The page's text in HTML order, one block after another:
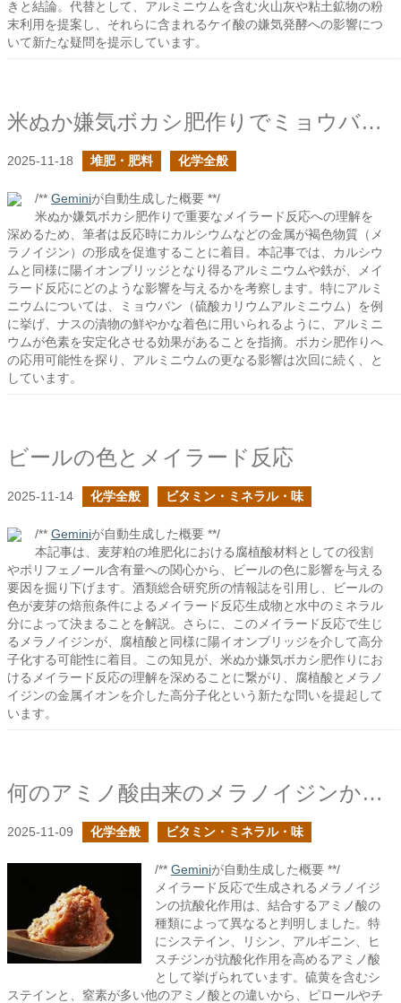
きと結論。代替として、アルミニウムを含む火山灰や粘土鉱物の粉
末利用を提案し、それらに含まれるケイ酸の嫌気発酵への影響につ
いて新たな疑問を提示しています。
米ぬか嫌気ボカシ肥作りでミョウバンや鉄粉を入れると反応は加速するか？
2025-11-18 堆肥・肥料 化学全般
/** Geminiが自動生成した概要 **/
米ぬか嫌気ボカシ肥作りで重要なメイラード反応への理解を
深めるため、筆者は反応時にカルシウムなどの金属が褐色物質（メ
ラノイジン）の形成を促進することに着目。本記事では、カルシウ
ムと同様に陽イオンブリッジとなり得るアルミニウムや鉄が、メイ
ラード反応にどのような影響を与えるかを考察します。特にアルミ
ニウムについては、ミョウバン（硫酸カリウムアルミニウム）を例
に挙げ、ナスの漬物の鮮やかな着色に用いられるように、アルミニ
ウムが色素を安定化させる効果があることを指摘。ボカシ肥作りへ
の応用可能性を探り、アルミニウムの更なる影響は次回に続く、と
しています。
ビールの色とメイラード反応
2025-11-14 化学全般 ビタミン・ミネラル・味
/** Geminiが自動生成した概要 **/
本記事は、麦芽粕の堆肥化における腐植酸材料としての役割
やポリフェノール含有量への関心から、ビールの色に影響を与える
要因を掘り下げます。酒類総合研究所の情報誌を引用し、ビールの
色が麦芽の焙煎条件によるメイラード反応生成物と水中のミネラル
分によって決まることを解説。さらに、このメイラード反応で生じ
るメラノイジンが、腐植酸と同様に陽イオンブリッジを介して高分
子化する可能性に着目。この知見が、米ぬか嫌気ボカシ肥作りにお
けるメイラード反応の理解を深めることに繋がり、腐植酸とメラノ
イジンの金属イオンを介した高分子化という新たな問いを提起して
います。
何のアミノ酸由来のメラノイジンかによって抗酸化作用の高さが異なるようだ
2025-11-09 化学全般 ビタミン・ミネラル・味
/** Geminiが自動生成した概要 **/
メイラード反応で生成されるメラノイジ
ンの抗酸化作用は、結合するアミノ酸の
種類によって異なると判明しました。特
にシステイン、リシン、アルギニン、ヒ
スチジンが抗酸化作用を高めるアミノ酸
として挙げられています。硫黄を含むシ
ステインと、窒素が多い他のアミノ酸との違いから、ピロールやチ